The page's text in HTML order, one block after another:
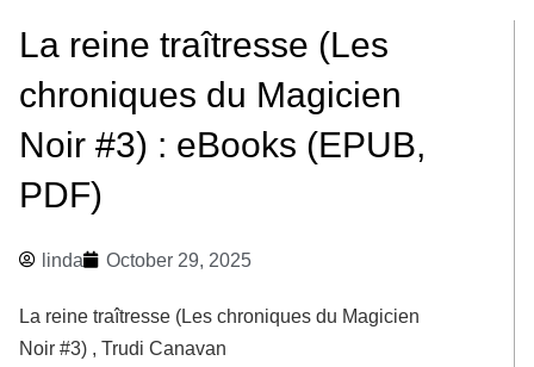
La reine traîtresse (Les
chroniques du Magicien
Noir #3) : eBooks (EPUB,
PDF)
linda October 29, 2025
La reine traîtresse (Les chroniques du Magicien
Noir #3) , Trudi Canavan